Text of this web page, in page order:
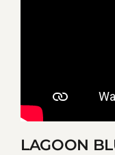
LAGOON